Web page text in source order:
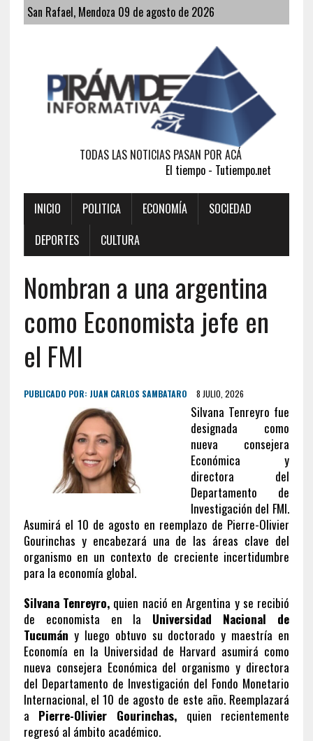
San Rafael, Mendoza 09 de agosto de 2026
TODAS LAS NOTICIAS PASAN POR ACÁ
El tiempo - Tutiempo.net
INICIO POLITICA ECONOMÍA
SOCIEDAD
DEPORTES
CULTURA
Nombran a una argentina
como Economista jefe en
el FMI
PUBLICADO POR: JUAN CARLOS SAMBATARO 8 JULIO, 2026
Silvana Tenreyro fue
designada como
nueva consejera
Económica y
directora del
Departamento de
Investigación del FMI.
Asumirá el 10 de agosto en reemplazo de Pierre-Olivier
Gourinchas y encabezará una de las áreas clave del
organismo en un contexto de creciente incertidumbre
para la economía global.
Silvana Tenreyro,quien nació en Argentina y se recibió
de economista en la Universidad Nacional de
Tucumán y luego obtuvo su doctorado y maestría en
Economía en la Universidad de Harvard asumirá como
nueva consejera Económica del organismo y directora
del Departamento de Investigación del Fondo Monetario
Internacional, el 10 de agosto de este año. Reemplazará
a Pierre-Olivier Gourinchas, quien recientemente
regresó al ámbito académico.